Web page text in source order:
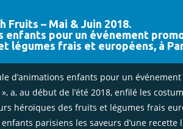
Fruits – Mai & Juin 2018.
enfants pour un événement
légumes frais et européens, à
d’animations enfants pour un
», a, au début de l’été 2018, enfilé les
héroïques des fruits et légumes frais
parisiens les saveurs d’une recette